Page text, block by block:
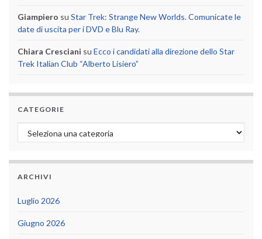
Giampiero su Star Trek: Strange New Worlds. Comunicate le
date di uscita per i DVD e Blu Ray.
Chiara Cresciani su Ecco i candidati alla direzione dello Star
Trek Italian Club “Alberto Lisiero”
CATEGORIE
Categorie
ARCHIVI
Luglio 2026
Giugno 2026